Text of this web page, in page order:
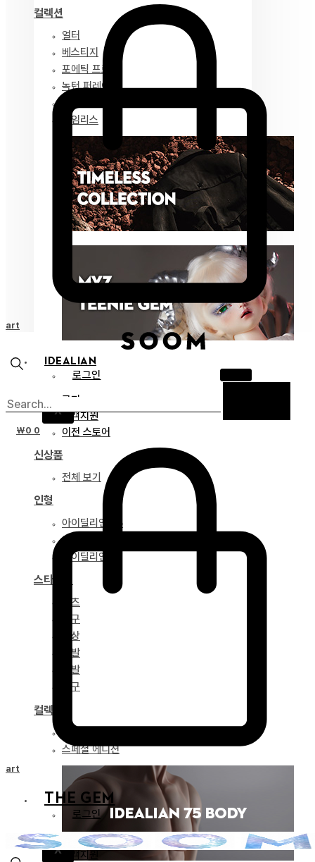
컬렉션
얼터
베스티지
포에틱 프로즈
녹턴 퍼레이드
타임리스
IDEALIAN
로그인
X
공지
고객지원
이전 스토어
신상품
전체 보기
인형
아이딜리언 75
아이딜리언 68
아이딜리언 51
스타일링
파츠
안구
의상
가발
신발
도구
컬렉션
스페셜 에디션
₩0 0
THE GEM
로그인
X
공지
고객지원